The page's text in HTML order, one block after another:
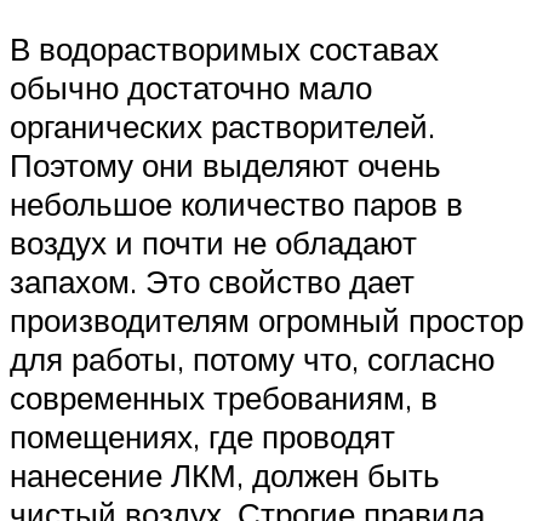
В водорастворимых составах
обычно достаточно мало
органических растворителей.
Поэтому они выделяют очень
небольшое количество паров в
воздух и почти не обладают
запахом. Это свойство дает
производителям огромный простор
для работы, потому что, согласно
современных требованиям, в
помещениях, где проводят
нанесение ЛКМ, должен быть